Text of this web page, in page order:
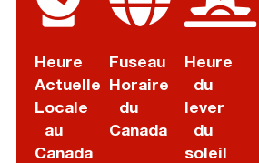
Heure
Actuelle
Locale
au
Canada
Fuseau
Horaire
du
Canada
Heure
du
lever
du
soleil